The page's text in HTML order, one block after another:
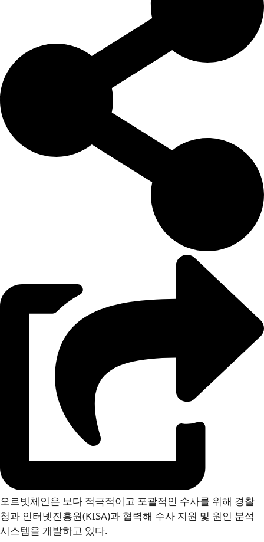
오르빗체인은 보다 적극적이고 포괄적인 수사를 위해 경찰
청과 인터넷진흥원(KISA)과 협력해 수사 지원 및 원인 분석
시스템을 개발하고 있다.